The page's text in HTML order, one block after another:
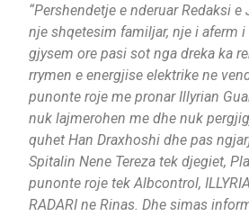
“Pershendetje e nderuar Redaksi e
nje shqetesim familjar, nje i aferm
gjysem ore pasi sot nga dreka ka
rrymen e energjise elektrike ne
punonte roje me pronar Illyrian
nuk lajmerohen me dhe nuk
quhet Han Draxhoshi dhe pas
Spitalin Nene Tereza tek djegiet,
punonte roje tek Albcontrol,
RADARI ne Rinas. Dhe simas